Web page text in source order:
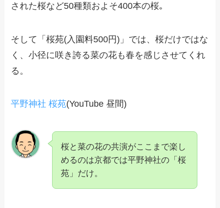
された桜など50種類およそ400本の桜｡
そして「桜苑(入園料500円)」では、桜だけではな
く、小径に咲き誇る菜の花も春を感じさせてくれ
る。
平野神社 桜苑(YouTube 昼間)
桜と菜の花の共演がここまで楽し
めるのは京都では平野神社の「桜
苑」だけ。